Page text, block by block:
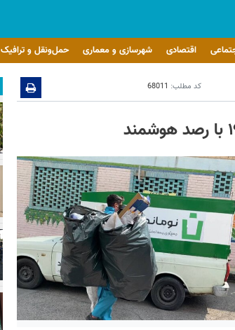
اقتصادی شهرسازی و معماری حمل‌ونقل و ترافیک
کد مطلب: 68011